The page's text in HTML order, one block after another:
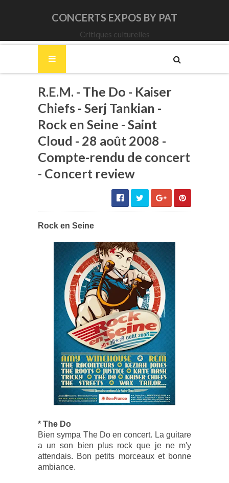
CONCERTS EXPOS BY PAT
Critiques culturelles
R.E.M. - The Do - Kaiser
Chiefs - Serj Tankian -
Rock en Seine - Saint
Cloud - 28 août 2008 -
Compte-rendu de concert
- Concert review
Rock en Seine
* The Do
Bien sympa The Do en concert. La guitare
a un son bien plus rock que je ne m'y
attendais. Bon petits morceaux et bonne
ambiance.